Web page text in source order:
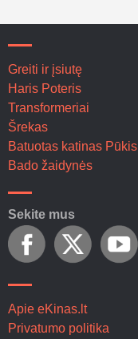
Greiti ir įsiutę
Haris Poteris
Transformeriai
Šrekas
Batuotas katinas Pūkis
Bado žaidynės
Sekite mus
Apie eKinas.lt
Privatumo politika